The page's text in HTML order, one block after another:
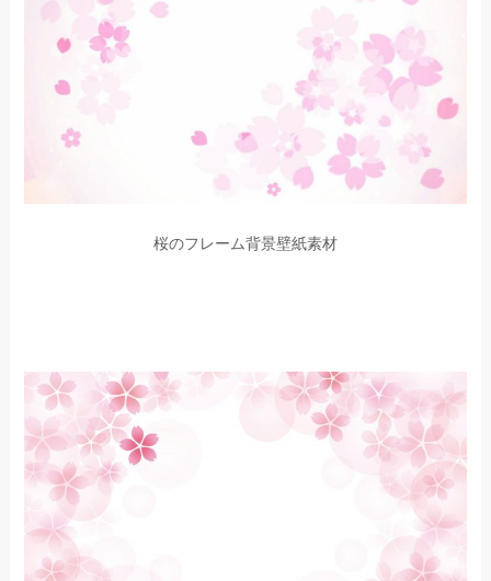
桜のフレーム背景壁紙素材